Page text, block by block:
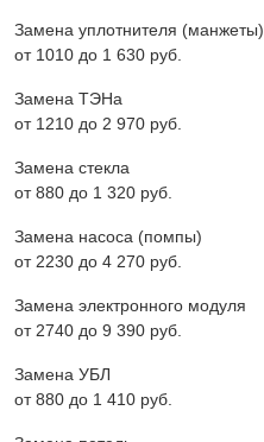
Замена уплотнителя (манжеты)
от 1010 до 1 630 pyб.
Замена ТЭНа
от 1210 до 2 970 pyб.
Замена стекла
от 880 до 1 320 pyб.
Замена насоса (помпы)
от 2230 до 4 270 pyб.
Замена электронного модуля
от 2740 до 9 390 pyб.
Замена УБЛ
от 880 до 1 410 pyб.